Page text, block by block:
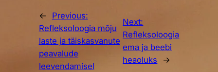
←
Previous:
Refleksoloogia mõju
laste ja täiskasvanute
peavalude
leevendamisel
Next:
Refleksoloogia
ema ja beebi
heaoluks
→